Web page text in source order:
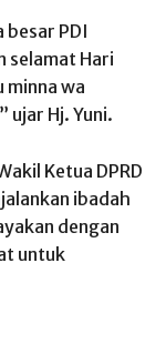
besar PDI
selamat Hari
minna wa
ujar Hj. Yuni.
Ketua DPRD
ibadah
dengan
untuk